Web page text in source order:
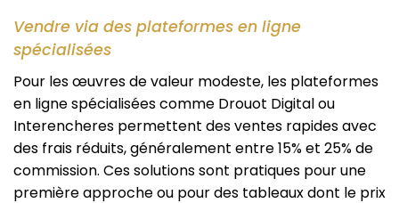
Vendre via des plateformes en ligne
spécialisées
Pour les œuvres de valeur modeste, les plateformes
en ligne spécialisées comme Drouot Digital ou
Interencheres permettent des ventes rapides avec
des frais réduits, généralement entre 15% et 25% de
commission. Ces solutions sont pratiques pour une
première approche ou pour des tableaux dont le prix